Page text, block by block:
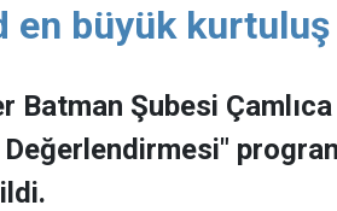
en büyük
Batman Şubesi